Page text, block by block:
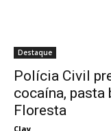
Destaque
Polícia Civil
cocaína, pasta
Floresta
Clay